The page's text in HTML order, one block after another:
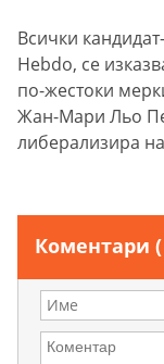
Всички
Hebdo, се
по-жестоки
Жан-Мари Льо
либерализира
Коментари (